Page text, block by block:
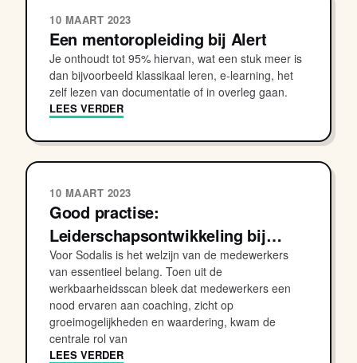
10 MAART 2023
Een mentoropleiding bij Alert
Je onthoudt tot 95% hiervan, wat een stuk meer is
dan bijvoorbeeld klassikaal leren, e-learning, het
zelf lezen van documentatie of in overleg gaan.
LEES VERDER
10 MAART 2023
Good practise:
Leiderschapsontwikkeling bij…
Voor Sodalis is het welzijn van de medewerkers
van essentieel belang. Toen uit de
werkbaarheidsscan bleek dat medewerkers een
nood ervaren aan coaching, zicht op
groeimogelijkheden en waardering, kwam de
centrale rol van
LEES VERDER